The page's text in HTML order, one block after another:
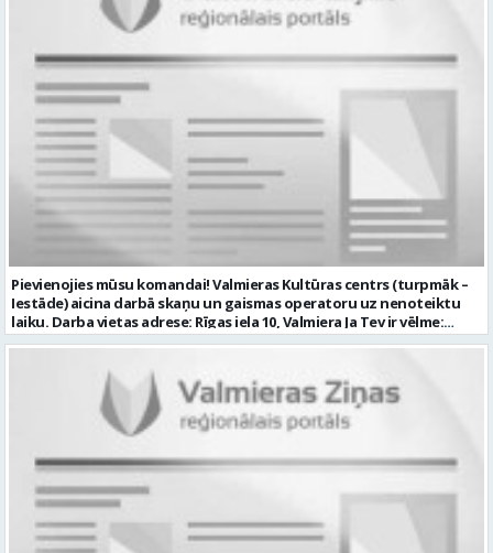
un komunikācijas prasmes pieredze transportlīdzekļu remontu
veikšanā UZŅĒMUMS PIEDĀVĀ: darbu stabilā uzņēmumā darba
samaksu no 1600 EUR (pirms nodokļu nomaksas) darba laiku pēc
grafika: dežūra 08.00 – 17.00, 2.dežūra 08.00 – 21.00. pilnas sociālās
garantijas veselības apdrošināšanas iespējas dinamisku un
profesionālu darba vidi CV ar norādi vakancei „Tehniskās palīdzības
automobiļa vadītājs” iesniegt: sūtot elektroniski uz info@vtu-
valmiera.lv personīgi SIA „VTU Valmiera”, Reģ.nr. 40003004220,
administrācijas ēkas „Brandeļi”, Brandeļi, Kocēnu pagasts, Valmieras
novads, personāla daļā darba dienās no plkst. 09:00 līdz 16:00.
Sazināsimies ar pretendentiem, kuri būs izvirzīti nākamajai atlases
kārtai. * Iesniegtos personas datus SIA “VTU VALMIERA” izmantos, lai
konkursa kārtībā noteiktu vakancei atbilstošāko kandidātu. Ja
kandidāts vēlas, lai viņa personas dati tiktu saglabāti SIA “VTU
VALMIERA” personāla atlases konkursos, tad pieteikumā vakancei
lūdzam kandidātam norādīt savu piekrišanu personas datu
saglabāšanai. Profesija: AUTOMOBIĻA VADĪTĀJS Darba vietas adrese:
LATVIJA, Brandeļi, Brandeļi, Kocēnu pag., Valmieras nov. Darba laika
veids: Maiņu darbs Darbības joma: Pakalpojumi Pieteikto vietu
skaits: 1 Aktuāla līdz: 2026-08-21 Kontaktpersona: CV ar norādi
vakancei lūdzu sūtīt uz e-pastu info@vtu-valmiera.lv vai iesniegt
Pievienojies mūsu komandai! Valmieras Kultūras centrs (turpmāk –
Iestāde) aicina darbā skaņu un gaismas operatoru uz nenoteiktu
laiku. Darba vietas adrese: Rīgas iela 10, Valmiera Ja Tev ir vēlme:
nodrošināt skaņas un gaismas iekārtu un to vadības sistēmas
operatora pienākumus pasākumos Iestādēs telpās un ārpus tām
Iestādes; piemērot skaņas un gaismas mākslinieciskos risinājumus
pasākumos, plānot un organizēt apskaņošanas un gaismošanas
procesu, kā arī veikt pasākumu apskaņošanu un gaismošanu;
piedalīties Iestādes organizēto pasākumu tehniskajā uzbūvē un
nobūvē, sniegtu tehnisko atbalstu; pārzināt darbā lietojamo
tehnisko un elektroiekārtu darbības principus, lietošanas
noteikumus; un ja Tev ir: vismaz divu gadu pieredze līdzīgā darbā vai
amatā; labas datorprasmes; valsts valodas prasmes atbilstoši Valsts
valodas likuma prasībām; kompetences: prasme patstāvīgi pieņemt